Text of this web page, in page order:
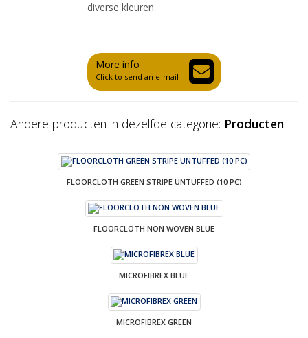
diverse kleuren.
More info
Click to send an e-mail
Andere producten in dezelfde categorie: Producten
FLOORCLOTH GREEN STRIPE UNTUFFED (10 PC)
FLOORCLOTH NON WOVEN BLUE
MICROFIBREX BLUE
MICROFIBREX GREEN